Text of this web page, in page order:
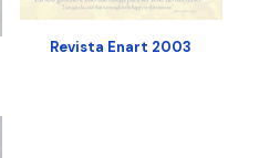
Revista Enart 2003